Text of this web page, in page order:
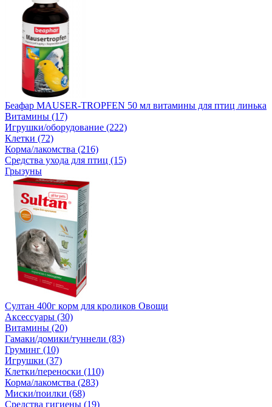
Беафар MAUSER-TROPFEN 50 мл витамины для птиц линька
Витамины (17)
Игрушки/оборудование (222)
Клетки (72)
Корма/лакомства (216)
Средства ухода для птиц (15)
Грызуны
Султан 400г корм для кроликов Овощи
Аксессуары (30)
Витамины (20)
Гамаки/домики/туннели (83)
Груминг (10)
Игрушки (37)
Клетки/переноски (110)
Корма/лакомства (283)
Миски/поилки (68)
Средства гигиены (19)